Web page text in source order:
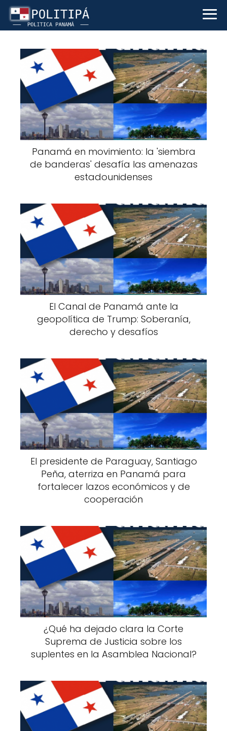
Panamá en movimiento: la 'siembra
de banderas' desafía las amenazas
estadounidenses
El Canal de Panamá ante la
geopolítica de Trump: Soberanía,
derecho y desafíos
El presidente de Paraguay, Santiago
Peña, aterriza en Panamá para
fortalecer lazos económicos y de
cooperación
¿Qué ha dejado clara la Corte
Suprema de Justicia sobre los
suplentes en la Asamblea Nacional?